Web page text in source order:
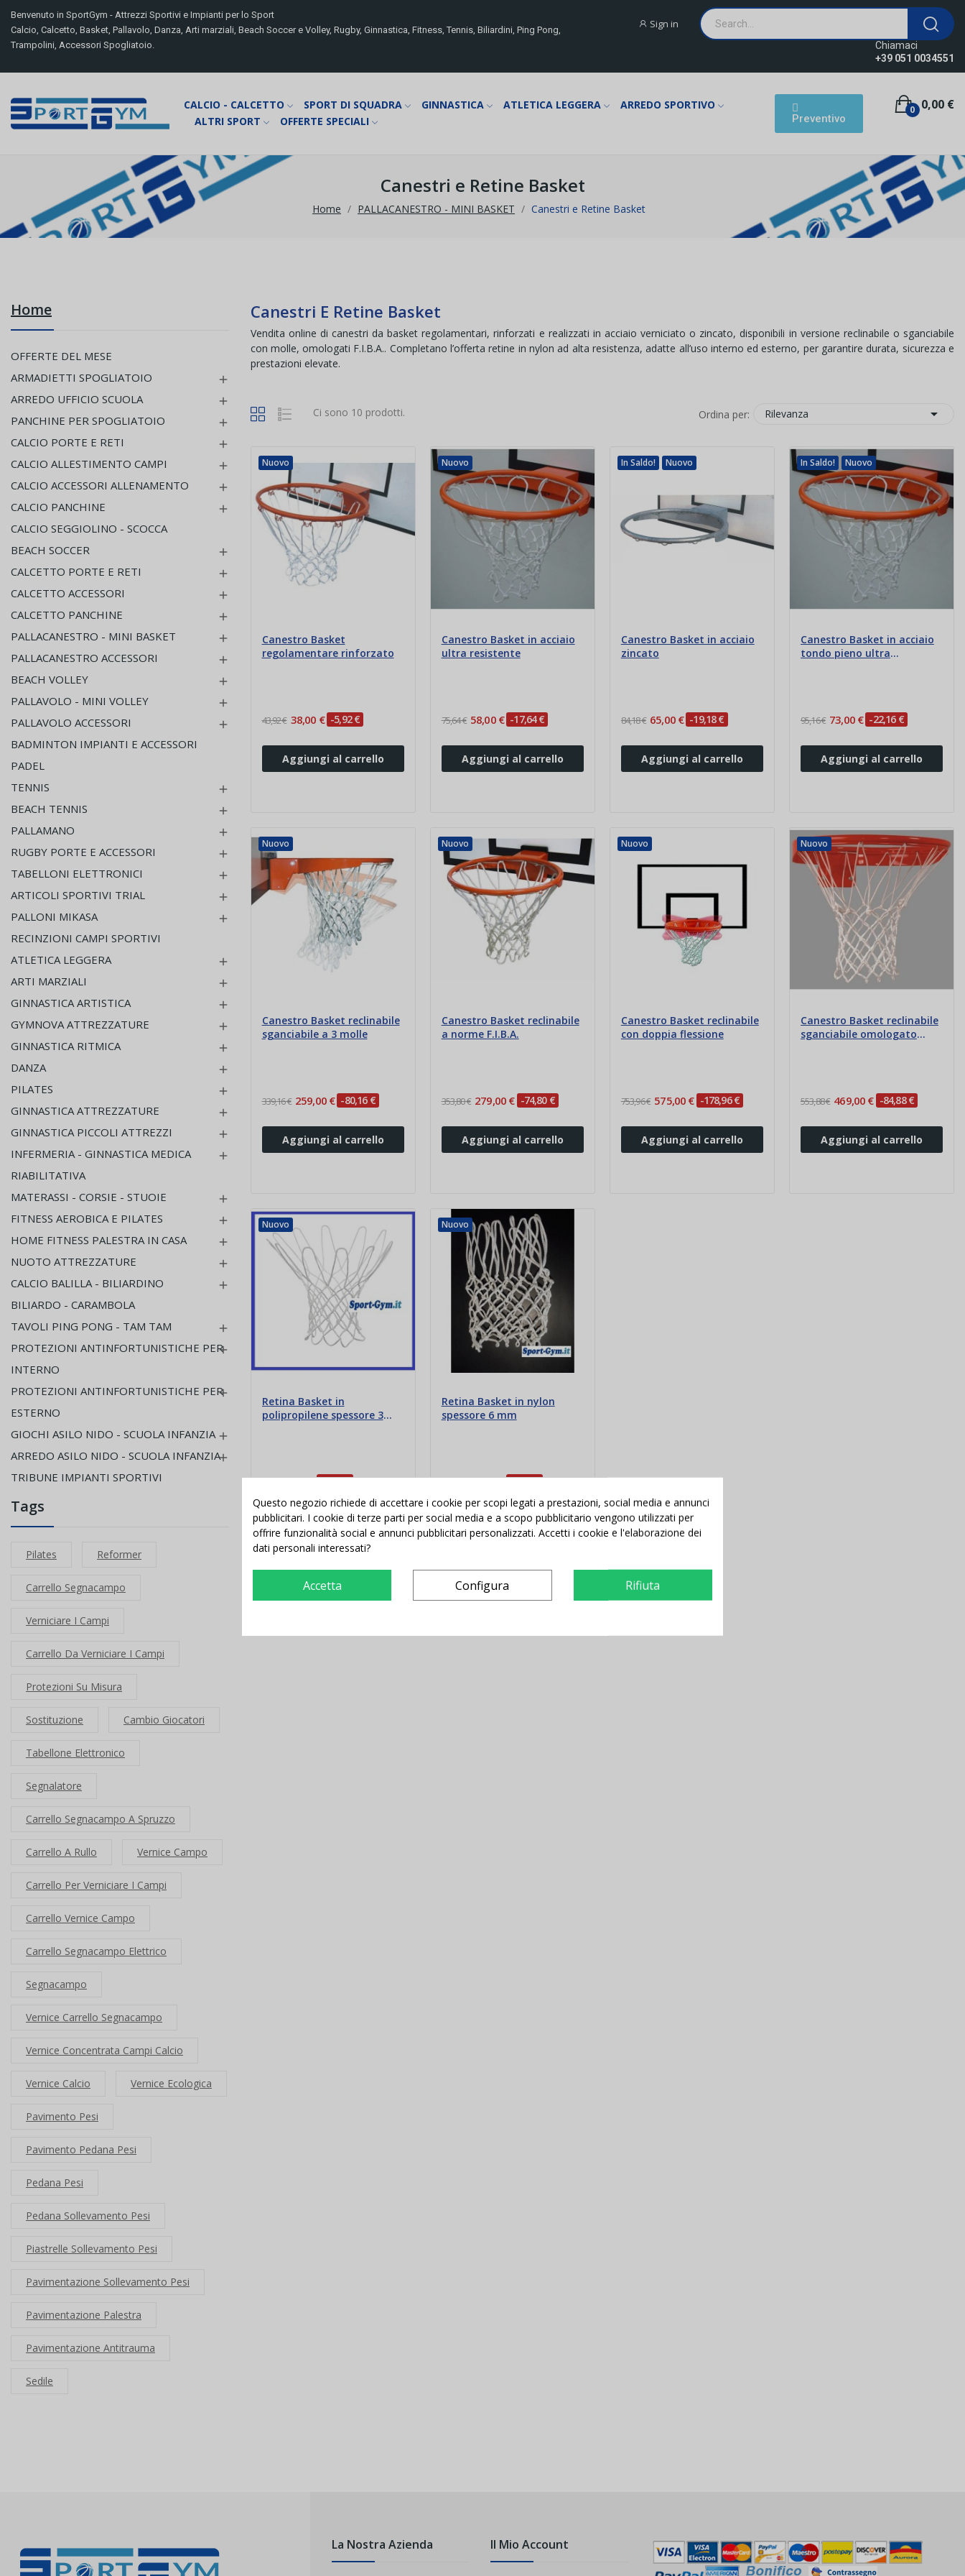
Benvenuto in SportGym - Attrezzi Sportivi e Impianti per lo Sport
Calcio, Calcetto, Basket, Pallavolo, Danza, Arti marziali, Beach Soccer e Volley, Rugby, Ginnastica, Fitness, Tennis, Biliardini, Ping Pong,
Trampolini, Accessori Spogliatoio.
Sign in
Chiamaci
+39 051 0034551
CALCIO - CALCETTO SPORT DI SQUADRA GINNASTICA ATLETICA LEGGERA
ARREDO SPORTIVO
ALTRI SPORT
OFFERTE SPECIALI Preventivo
0,00 €
0
Canestri e Retine Basket
Home PALLACANESTRO - MINI BASKET Canestri e Retine Basket
Home
OFFERTE DEL MESE
ARMADIETTI SPOGLIATOIO

ARREDO UFFICIO SCUOLA 
PANCHINE PER SPOGLIATOIO 
CALCIO PORTE E RETI 
CALCIO ALLESTIMENTO CAMPI 
CALCIO ACCESSORI ALLENAMENTO 
CALCIO PANCHINE 
CALCIO SEGGIOLINO - SCOCCA
BEACH SOCCER

CALCETTO PORTE E RETI 
CALCETTO ACCESSORI 
CALCETTO PANCHINE 
PALLACANESTRO - MINI BASKET 
PALLACANESTRO ACCESSORI 
BEACH VOLLEY 
PALLAVOLO - MINI VOLLEY 
PALLAVOLO ACCESSORI 
BADMINTON IMPIANTI E ACCESSORI
PADEL
TENNIS

BEACH TENNIS 
PALLAMANO 
RUGBY PORTE E ACCESSORI 
TABELLONI ELETTRONICI 
ARTICOLI SPORTIVI TRIAL 
PALLONI MIKASA 
RECINZIONI CAMPI SPORTIVI
ATLETICA LEGGERA

ARTI MARZIALI 
GINNASTICA ARTISTICA 
GYMNOVA ATTREZZATURE 
GINNASTICA RITMICA 
DANZA 
PILATES 
GINNASTICA ATTREZZATURE 
GINNASTICA PICCOLI ATTREZZI 
INFERMERIA - GINNASTICA MEDICA
RIABILITATIVA

MATERASSI - CORSIE - STUOIE 
FITNESS AEROBICA E PILATES 
HOME FITNESS PALESTRA IN CASA 
NUOTO ATTREZZATURE 
CALCIO BALILLA - BILIARDINO 
BILIARDO - CARAMBOLA
TAVOLI PING PONG - TAM TAM

PROTEZIONI ANTINFORTUNISTICHE PER
INTERNO

PROTEZIONI ANTINFORTUNISTICHE PER
ESTERNO

GIOCHI ASILO NIDO - SCUOLA INFANZIA 
ARREDO ASILO NIDO - SCUOLA INFANZIA
TRIBUNE IMPIANTI SPORTIVI
Tags
Pilates Reformer
Carrello Segnacampo
Verniciare I Campi
Carrello Da Verniciare I Campi
Protezioni Su Misura
Sostituzione Cambio Giocatori
Tabellone Elettronico
Segnalatore
Carrello Segnacampo A Spruzzo
Carrello A Rullo Vernice Campo
Carrello Per Verniciare I Campi
Carrello Vernice Campo
Carrello Segnacampo Elettrico
Segnacampo
Vernice Carrello Segnacampo
Vernice Concentrata Campi Calcio
Vernice Calcio Vernice Ecologica
Pavimento Pesi
Pavimento Pedana Pesi
Pedana Pesi
Pedana Sollevamento Pesi
Piastrelle Sollevamento Pesi
Pavimentazione Sollevamento Pesi
Pavimentazione Palestra
Pavimentazione Antitrauma
Sedile
Canestri E Retine Basket
Vendita online di canestri da basket regolamentari, rinforzati e realizzati in acciaio verniciato o zincato, disponibili in versione reclinabile o sganciabile
con molle, omologati F.I.B.A.. Completano l’offerta retine in nylon ad alta resistenza, adatte all’uso interno ed esterno, per garantire durata, sicurezza e
prestazioni elevate.
Ci sono 10 prodotti. Ordina per: Rilevanza 
Nuovo
Canestro Basket
regolamentare rinforzato
43,92 € 38,00 € -5,92 €
Aggiungi al carrello
Nuovo
Canestro Basket in acciaio
ultra resistente
75,64 € 58,00 € -17,64 €
Aggiungi al carrello
In Saldo! Nuovo
Canestro Basket in acciaio
zincato
84,18 € 65,00 € -19,18 €
Aggiungi al carrello
In Saldo! Nuovo
Canestro Basket in acciaio
tondo pieno ultra
95,16 € 73,00 € -22,16 €
Aggiungi al carrello
Nuovo
Canestro Basket reclinabile
sganciabile a 3 molle
339,16 € 259,00 € -80,16 €
Aggiungi al carrello
Nuovo
Canestro Basket reclinabile
a norme F.I.B.A.
353,80 € 279,00 € -74,80 €
Aggiungi al carrello
Nuovo
Canestro Basket reclinabile
con doppia flessione
753,96 € 575,00 € -178,96 €
Aggiungi al carrello
Nuovo
Canestro Basket reclinabile
sganciabile omologato
553,88 € 469,00 € -84,88 €
Aggiungi al carrello
Nuovo
Retina Basket in
polipropilene spessore 3
4,88 € 4,00 € -0,88 €
Aggiungi al carrello
Nuovo
Retina Basket in nylon
spessore 6 mm
12,20 € 10,00 € -2,20 €
Aggiungi al carrello
La Nostra Azienda Il Mio Account
Questo negozio richiede di accettare i cookie per scopi legati a prestazioni, social media e annunci
pubblicitari. I cookie di terze parti per social media e a scopo pubblicitario vengono utilizzati per
offrire funzionalità social e annunci pubblicitari personalizzati. Accetti i cookie e l'elaborazione dei
dati personali interessati?
Accetta Configura Rifiuta